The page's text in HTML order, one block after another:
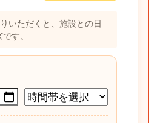
いただくと、施設との日
す。